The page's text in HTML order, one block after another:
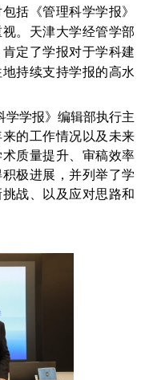
括《管理科学学报》
。天津大学经管学部
定了学报对于学科建
持续支持学报的高水
学学报》编辑部执行主
的工作情况以及未来
质量提升、审稿效率
极进展，并列举了学
战、以及应对思路和